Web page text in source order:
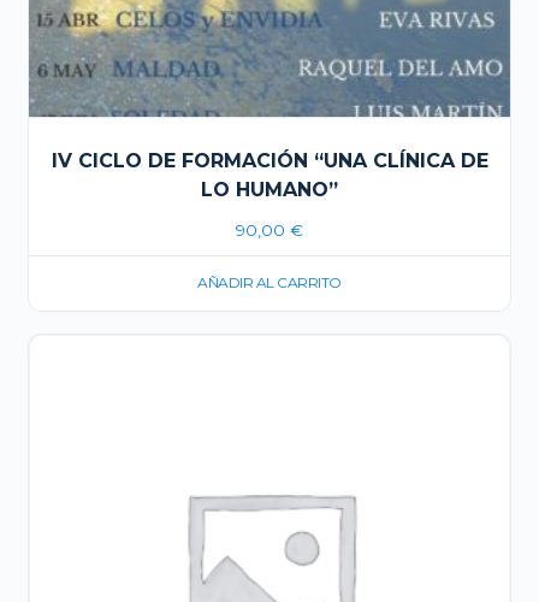
IV CICLO DE FORMACIÓN “UNA CLÍNICA DE
LO HUMANO”
90,00 €
AÑADIR AL CARRITO